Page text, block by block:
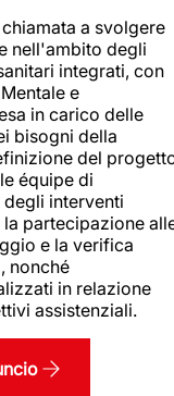
a svolgere
nell'ambito degli
integrati, con
e
in carico delle
bisogni della
del
équipe di
interventi
partecipazione
e la verifica
nonché
in relazione
assistenziali.